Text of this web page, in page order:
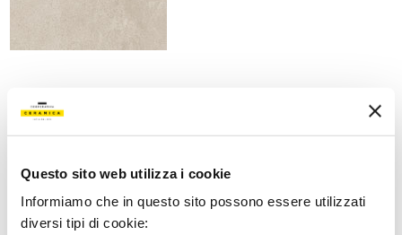
Questo sito web utilizza i cookie
Informiamo che in questo sito possono essere utilizzati
diversi tipi di cookie:
160474 | AZMA 36CG RM
Collezione
00684